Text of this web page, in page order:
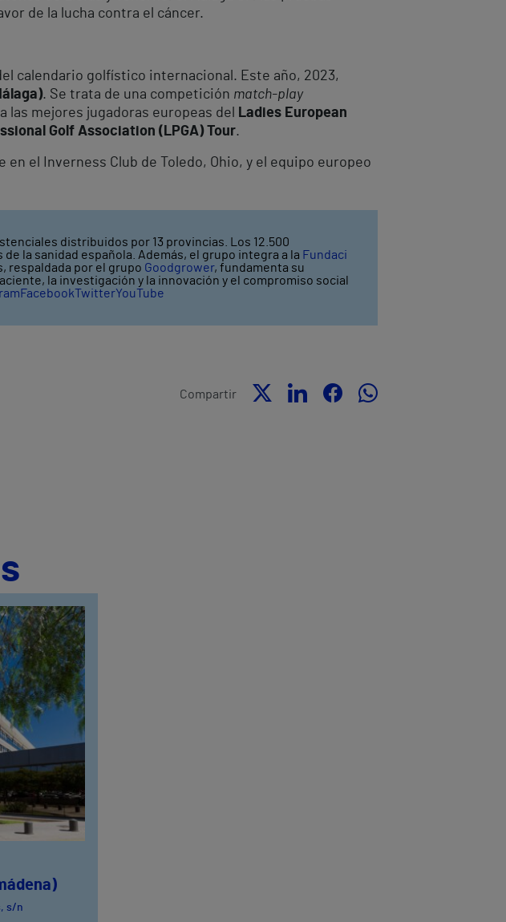
de la lucha contra el cáncer.
calendario golfístico internacional. Este año, 2023,
. Se trata de una competición match-play
las mejores jugadoras europeas del
Ladies European
Golf Association (LPGA) Tour.
el Inverness Club de Toledo, Ohio, y el equipo europeo
distribuidos por 13 provincias. Los 12.500
la sanidad española. Además, el grupo integra a la Fundaci
respaldada por el grupo Goodgrower, fundamenta su
la investigación y la innovación y el compromiso social
FacebookTwitterYouTube
Compartir
s/n